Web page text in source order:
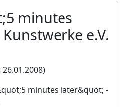
minutes
e.V.